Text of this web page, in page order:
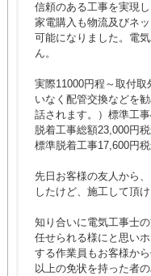
信頼のある工事を実現
家電購入も物流及びネ
可能になりました。電
ん。
実際11000円程～取付
いなく配管交換などを
話されます。）標準工
脱着工事総額23,000円
標準脱着工事17,600円
先日お客様の友人から
したけど、施工して頂
知り合いに電気工事士
任せられる様にと思い
する作業員もお客様か
以上の免状を持った者